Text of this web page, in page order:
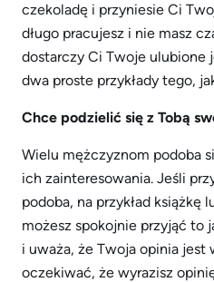
czekoladę i przyniesie Ci
długo pracujesz i nie masz
dostarczy Ci Twoje ulubione
dwa proste przykłady tego,
Chce podzielić się z Tobą
Wielu mężczyznom podoba
ich zainteresowania. Jeśli
podoba, na przykład książkę
możesz spokojnie przyjąć to
i uważa, że ​​Twoja opinia jest
oczekiwać, że wyrazisz